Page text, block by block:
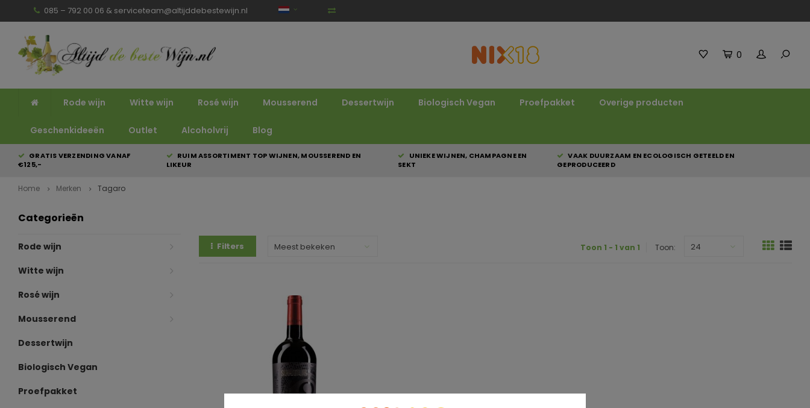
085 – 792 00 06 & serviceteam@altijddebestewijn.nl
0
Rode wijn Witte wijn Rosé wijn Mousserend Dessertwijn Biologisch Vegan Proefpakket Overige producten
Geschenkideeën Outlet Alcoholvrij Blog
GRATIS VERZENDING VANAF
€125,-
RUIM ASSORTIMENT TOP WIJNEN, MOUSSEREND EN
LIKEUR
UNIEKE WIJNEN, CHAMPAGNE EN
SEKT
VAAK DUURZAAM EN ECOLOGISCH GETEELD EN
GEPRODUCEERD
Home Merken Tagaro
Categorieën
Rode wijn
Witte wijn
Rosé wijn
Mousserend
Dessertwijn
Biologisch Vegan
Proefpakket
Filters Meest bekeken Toon 1 - 1 van 1 Toon: 24